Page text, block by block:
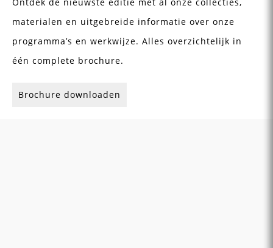
materialen en uitgebreide informatie over onze
programma’s en werkwijze. Alles overzichtelijk in
één complete brochure.
Brochure downloaden